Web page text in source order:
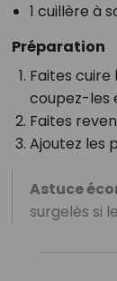
1 cuillère à
Préparation
Faites cuire
coupez-les
Faites
Ajoutez les
Astuce
surgelés si